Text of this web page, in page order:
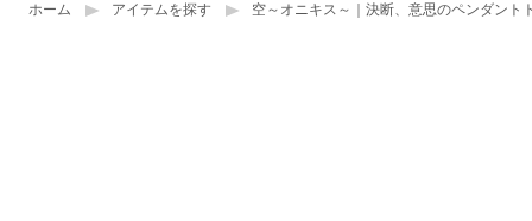
ホーム アイテムを探す 空～オニキス～｜決断、意思のペンダント